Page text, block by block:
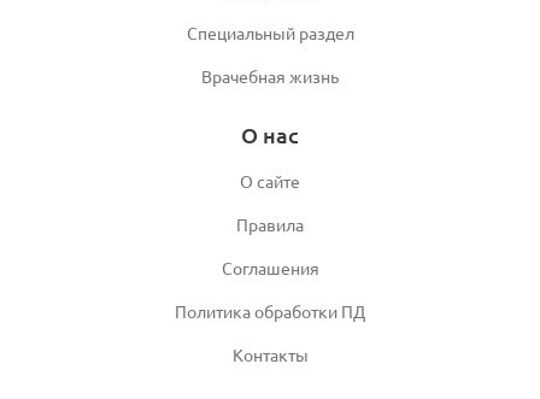
Специальный раздел
Врачебная жизнь
О нас
О сайте
Правила
Соглашения
Политика обработки ПД
Контакты